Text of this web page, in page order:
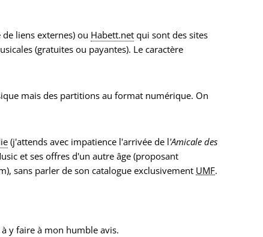
liens externes) ou Habett.net qui sont des sites
(gratuites ou payantes). Le caractère
mais des partitions au format numérique. On
(j'attends avec impatience l'arrivée de l'Amicale des
et ses offres d'un autre âge (proposant
sans parler de son catalogue exclusivement UMF.
y faire à mon humble avis.